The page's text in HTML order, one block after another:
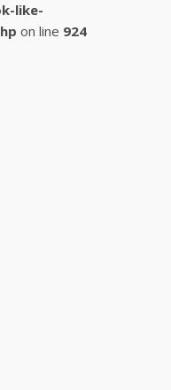
like-
on line 924